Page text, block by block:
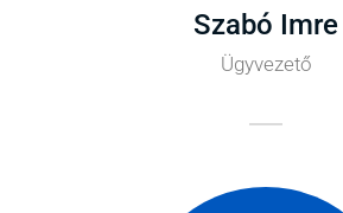
Szabó Imre
Ügyvezető